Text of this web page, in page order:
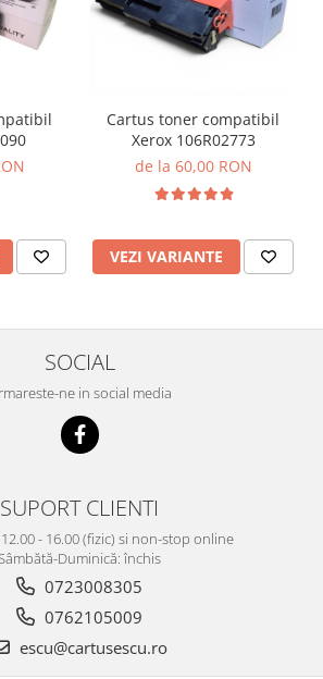
Cartus toner compatibil
Xerox 106R02773
de la 60,00 RON
VEZI VARIANTE
SOCIAL
ne in social media
SUPORT CLIENTI
- 16.00 (fizic) si non-stop online
Duminică: închis
0723008305
0762105009
escu@cartusescu.ro